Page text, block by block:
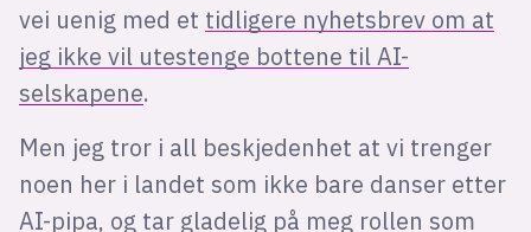
vei uenig med et tidligere nyhetsbrev om at
jeg ikke vil utestenge bottene til AI-
selskapene.
Men jeg tror i all beskjedenhet at vi trenger
noen her i landet som ikke bare danser etter
AI-pipa, og tar gladelig på meg rollen som